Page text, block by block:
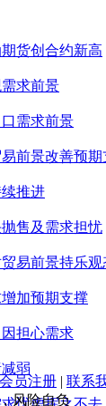
货创合约新高
求前景
需求前景
前景改善预期
推进
售及需求担忧
易前景持乐观
加预期支撑
担心需求
弱
会员注册 | 联系
风险自负